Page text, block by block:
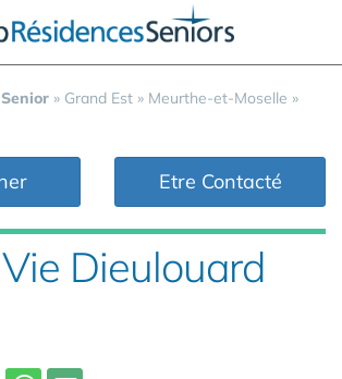
» Grand Est » Meurthe-et-Moselle »
Etre Contacté
Dieulouard